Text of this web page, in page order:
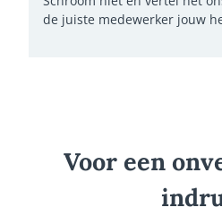
de juiste medewerker jouw
Voor een